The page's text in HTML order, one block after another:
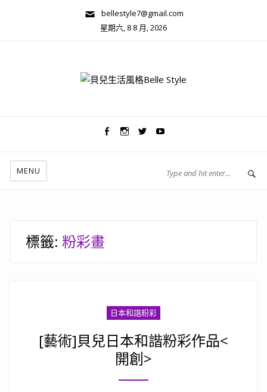
bellestyle7@gmail.com
星期六, 8 8 月, 2026
MENU
標籤: 粉彩畫
日本和諧粉彩
[藝術]貝兒日本和諧粉彩作品<
開創>